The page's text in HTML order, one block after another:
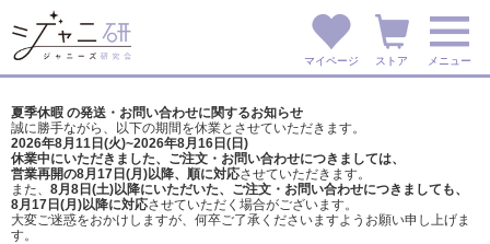
マイページ ストア メニュー
夏季休暇 の発送・お問い合わせに関するお知らせ
誠に勝手ながら、以下の期間を休業とさせていただきます。
2026年8月11日(火)~2026年8月16日(日)
休業中にいただきました、ご注文・お問い合わせにつきましては、
営業再開の8月17日(月)以降、順に対応させていただきます。
また、 8月8日(土)以降にいただいた、ご注文・ お問い合わせにつきましても、
8月17日(月)以降に対応させていただく場合がございます。
大変ご迷惑をおかけしますが、 何卒ご了承くださいますようお願い申し上げま
す。